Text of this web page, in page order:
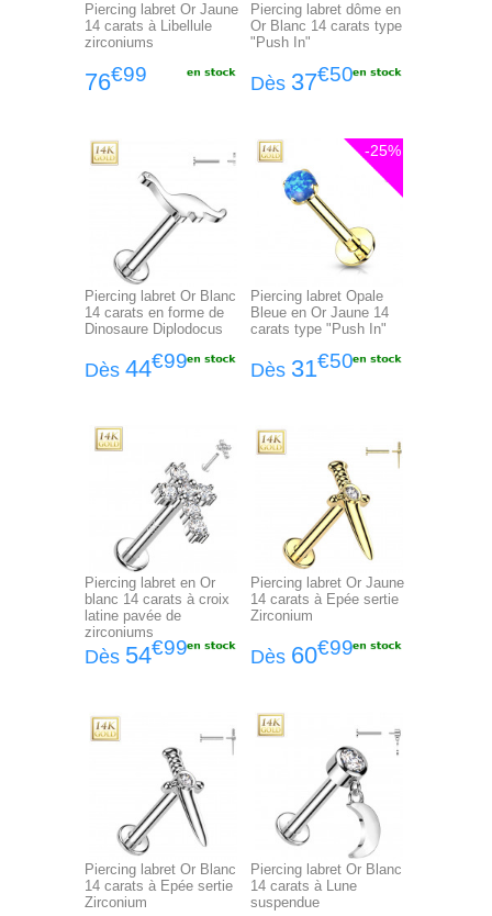
Piercing labret Or Jaune
14 carats à Libellule
zirconiums
76€99
Piercing labret dôme en
Or Blanc 14 carats type
"Push In"
Dès 37€50
Piercing labret Or Blanc
14 carats en forme de
Dinosaure Diplodocus
Dès 44€99
Piercing labret Opale
Bleue en Or Jaune 14
carats type "Push In"
Dès 31€50
-25%
Piercing labret en Or
blanc 14 carats à croix
latine pavée de
zirconiums
Dès 54€99
Piercing labret Or Jaune
14 carats à Epée sertie
Zirconium
Dès 60€99
Piercing labret Or Blanc
14 carats à Epée sertie
Zirconium
Piercing labret Or Blanc
14 carats à Lune
suspendue